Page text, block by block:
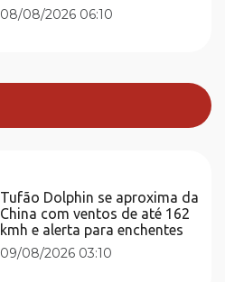
08/08/2026 06:10
Tufão Dolphin se aproxima da
China com ventos de até 162
kmh e alerta para enchentes
09/08/2026 03:10